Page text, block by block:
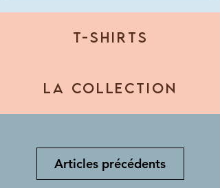
T-SHIRTS
la collection
Articles précédents